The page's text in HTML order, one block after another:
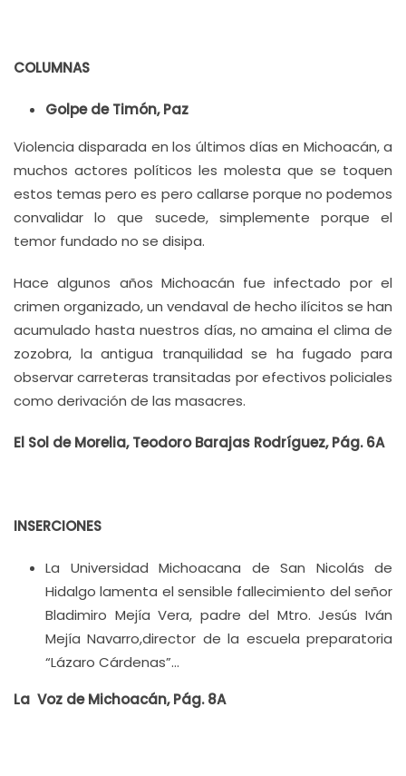
COLUMNAS
Golpe de Timón, Paz
Violencia disparada en los últimos días en Michoacán, a
muchos actores políticos les molesta que se toquen
estos temas pero es pero callarse porque no podemos
convalidar lo que sucede, simplemente porque el
temor fundado no se disipa.
Hace algunos años Michoacán fue infectado por el
crimen organizado, un vendaval de hecho ilícitos se han
acumulado hasta nuestros días, no amaina el clima de
zozobra, la antigua tranquilidad se ha fugado para
observar carreteras transitadas por efectivos policiales
como derivación de las masacres.
El Sol de Morelia, Teodoro Barajas Rodríguez, Pág. 6A
INSERCIONES
La Universidad Michoacana de San Nicolás de
Hidalgo lamenta el sensible fallecimiento del señor
Bladimiro Mejía Vera, padre del Mtro. Jesús Iván
Mejía Navarro,director de la escuela preparatoria
“Lázaro Cárdenas”…
La Voz de Michoacán, Pág. 8A